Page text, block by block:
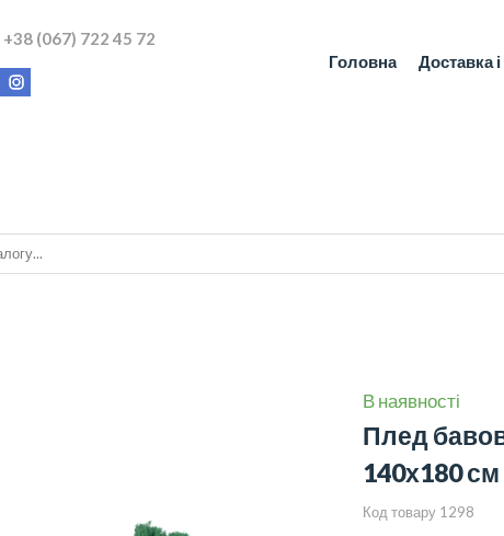
+38 (067) 722 45 72
Головна
Доставка
В наявності
Плед
140х180 см
Код товару 1298